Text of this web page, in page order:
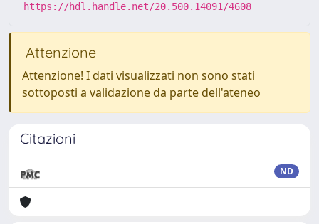
https://hdl.handle.net/20.500.14091/4608
Attenzione
Attenzione! I dati visualizzati non sono stati
sottoposti a validazione da parte dell'ateneo
Citazioni
ND